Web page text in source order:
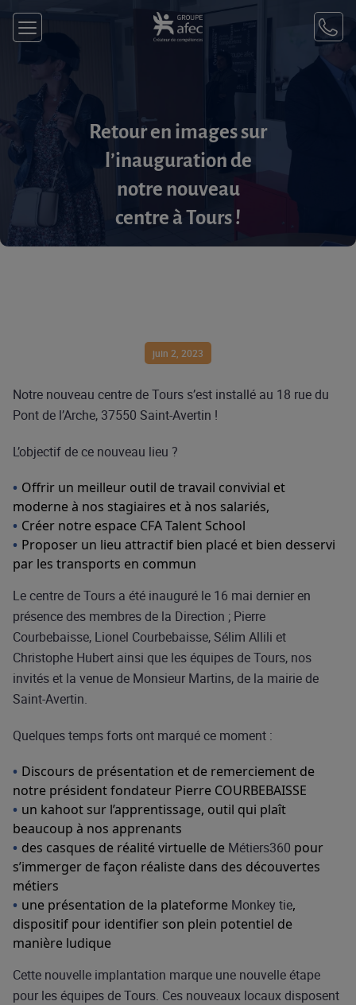
Retour en images sur
l’inauguration de
notre nouveau
centre à Tours !
juin 2, 2023
Notre nouveau centre de Tours s’est installé au 18 rue du
Pont de l’Arche, 37550 Saint-Avertin !
L’objectif de ce nouveau lieu ?
Offrir un meilleur outil de travail convivial et
moderne à nos stagiaires et à nos salariés,
Créer notre espace CFA Talent School
Proposer un lieu attractif bien placé et bien desservi
par les transports en commun
Le centre de Tours a été inauguré le 16 mai dernier en
présence des membres de la Direction ; Pierre
Courbebaisse, Lionel Courbebaisse, Sélim Allili et
Christophe Hubert ainsi que les équipes de Tours, nos
invités et la venue de Monsieur Martins, de la mairie de
Saint-Avertin.
Quelques temps forts ont marqué ce moment :
Discours de présentation et de remerciement de
notre président fondateur Pierre COURBEBAISSE
un kahoot sur l’apprentissage, outil qui plaît
beaucoup à nos apprenants
des casques de réalité virtuelle de Métiers360 pour
s’immerger de façon réaliste dans des découvertes
métiers
une présentation de la plateforme Monkey tie,
dispositif pour identifier son plein potentiel de
manière ludique
Cette nouvelle implantation marque une nouvelle étape
pour les équipes de Tours. Ces nouveaux locaux disposent